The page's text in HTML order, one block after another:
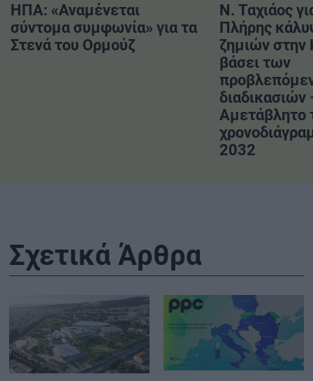
ΗΠΑ: «Αναμένεται
σύντομα συμφωνία» για τα
Στενά του Ορμούζ
Ν. Ταχιάος
Πλήρης
ζημιών στην
βάσει των
διαδικασιών
Αμετάβλητο
2032
Σχετικά Άρθρα